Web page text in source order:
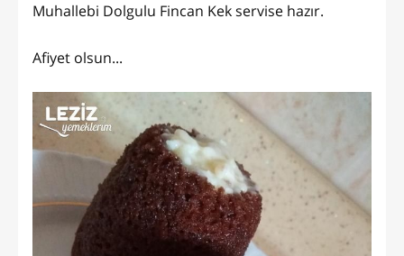
Muhallebi Dolgulu Fincan Kek servise hazır.
Afiyet olsun...